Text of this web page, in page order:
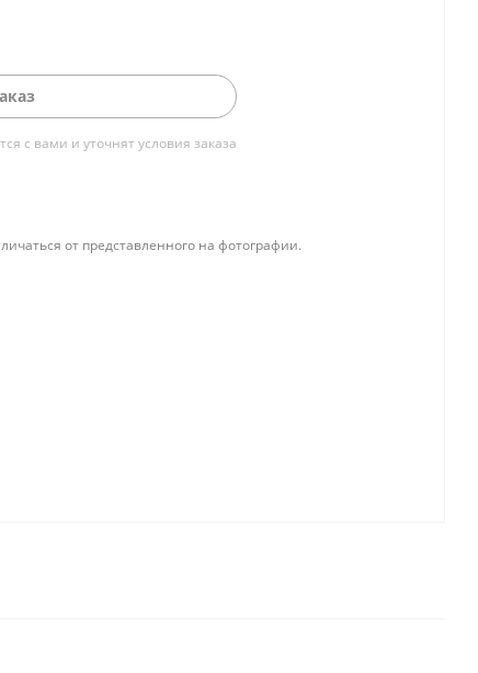
с вами и уточнят условия заказа
от представленного на фотографии.